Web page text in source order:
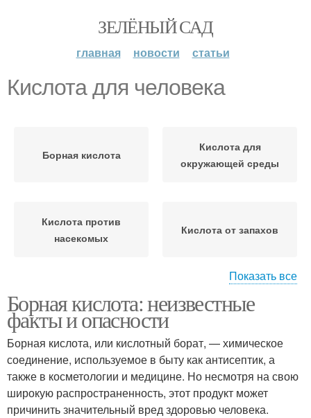
ЗЕЛЁНЫЙ САД
главная новости статьи
Кислота для человека
Борная кислота
Кислота для
окружающей среды
Кислота против
насекомых
Кислота от запахов
плесени
Кислота для чистки
Показать все
Борная кислота: неизвестные
факты и опасности
Борная кислота, или кислотный борат, — химическое
соединение, используемое в быту как антисептик, а
также в косметологии и медицине. Но несмотря на свою
широкую распространенность, этот продукт может
причинить значительный вред здоровью человека.